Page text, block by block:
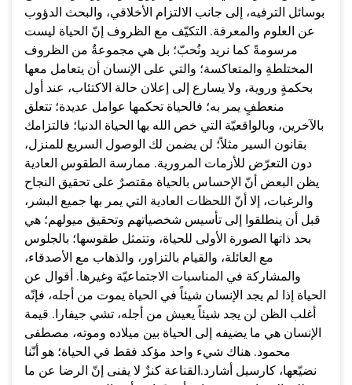
بوسائل الترفيه، إلى جانب الالتزام الأخلاقي، والبحث الدؤوب
عن العلوم والمعرفة. التكيّف مع الظروف إنّ الحياة ليست
مرسومةً كما نريد ونُحبّ؛ بل هي مجموعةٌ من الظروف
المختلطةِ والمتعاكسة؛ والتي على الإنسان أن يتعامل معها
بحكمةٍ وروية، ولا يسارع إلى إعلان حالة الاكتئاب، عند أول
منعطفٍ يمر به؛ فالحياة تحكمها عوامل عديدة؛ تتعلق
بالآخرين، وبالواقعيّة التي خص الله بها الحياة الدنيا؛ فالتزامك
بقانون السير مثلاً؛ لن يضمن لك الوصول السريع للمنزل،
دون التعرّض للأزمات المرورية. ممارسة الطقوس العادية
يظن البعض أنّ الإحساس بالحياة مقتصرٌ على تحقيق النجاح
والرغبات، إلا أنّ اللحظات العادية التي يمر بها جميع البشر،
قبل أن ينطلقوا إلى تأسيس شخصياتهم وتحقيق ميولهم؛ هي
بحد ذاتها الصورة الأولى للحياة، وتتمثل طقوسها؛ بالجلوس
مع العائلة، والقيام بالتزاور، والذهاب مع الأصدقاء،
والمشاركة في المناسبات الاجتماعيّة وغيرها. أقوال عن
الحياة إذا لم يجد الإنسان شيئاً في الحياة يموت من أجله، فإنّه
أغلب الظن لن يجد شيئاً يعيش من أجله، تشي جيفارا. قيمة
الإنسان هي ما يضيفه إلى الحياة بين ميلاده وموته، مصطفى
محمود. هناك شيء واحد مؤكد فقط في الحياة؛ هو أنّنا
نضيّعها، كارسيل أشارد.القناعة كنزٌ لا يفنى إنّ الرضا عن ما